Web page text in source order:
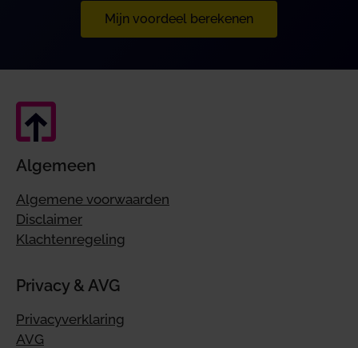
Mijn voordeel berekenen
Algemeen
Algemene voorwaarden
Disclaimer
Klachtenregeling
Privacy & AVG
Privacyverklaring
AVG